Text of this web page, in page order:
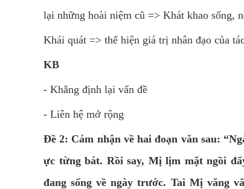
lại những hoài niệm cũ => Khát khao sống,
Khái quát => thể hiện giá trị nhân đạo của
KB
- Khẳng định lại vấn đề
- Liên hệ mở rộng
Đề 2: Cảm nhận về hai đoạn văn sau:
ực từng bát. Rồi say, Mị lịm mặt ngồi
đang sống về ngày trước. Tai Mị văng